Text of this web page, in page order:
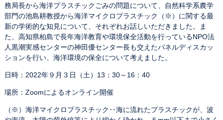
務局長から海洋プラスチックごみの問題について、自然科学系農学
部門の池島耕教授から海洋マイクロプラスチック（※）に関する最
新の学術的な知見について、それぞれお話しいただきました。ま
た、高知県柏島で長年海洋教育や環境保全活動を行っているNPO法
人黒潮実感センターの神田優センター長も交えたパネルディスカッ
ションを行い、海洋環境の保全について考えました。
日時：2022年９月３日（土）13：30～16：40
場所：Zoomによるオンライン開催
（※）海洋マイクロプラスチック‥海に流れたプラスチックが、波